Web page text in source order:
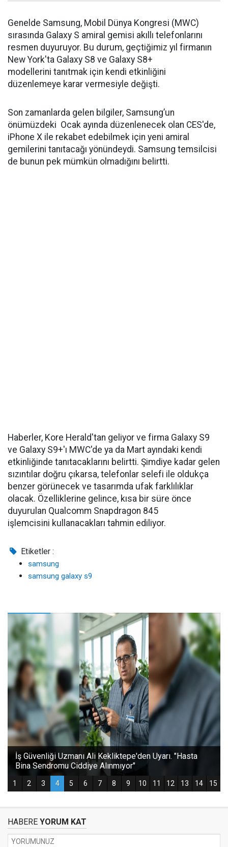
Genelde Samsung, Mobil Dünya Kongresi (MWC)
sırasında Galaxy S amiral gemisi akıllı telefonlarını
resmen duyuruyor. Bu durum, geçtiğimiz yıl firmanın
New York'ta Galaxy S8 ve Galaxy S8+
modellerini tanıtmak için kendi etkinliğini
düzenlemeye karar vermesiyle değişti.
Son zamanlarda gelen bilgiler, Samsung’un
önümüzdeki Ocak ayında düzenlenecek olan CES'de,
iPhone X ile rekabet edebilmek için yeni amiral
gemilerini tanıtacağı yönündeydi. Samsung temsilcisi
de bunun pek mümkün olmadığını belirtti.
Haberler, Kore Herald'tan geliyor ve firma Galaxy S9
ve Galaxy S9+'ı MWC'de ya da Mart ayındaki kendi
etkinliğinde tanıtacaklarını belirtti. Şimdiye kadar gelen
sızıntılar doğru çıkarsa, telefonlar selefi ile oldukça
benzer görünecek ve tasarımda ufak farklılıklar
olacak. Özelliklerine gelince, kısa bir süre önce
duyurulan Qualcomm Snapdragon 845
işlemcisini kullanacakları tahmin ediliyor.
Etiketler :
samsung
samsung galaxy s9
HABERE YORUM KAT